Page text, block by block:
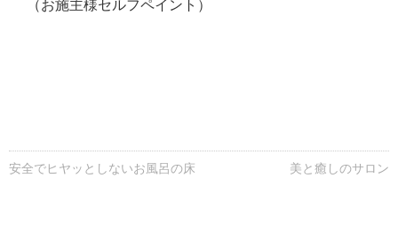
（お施主様セルフペイント）
安全でヒヤッとしないお風呂の床 美と癒しのサロン